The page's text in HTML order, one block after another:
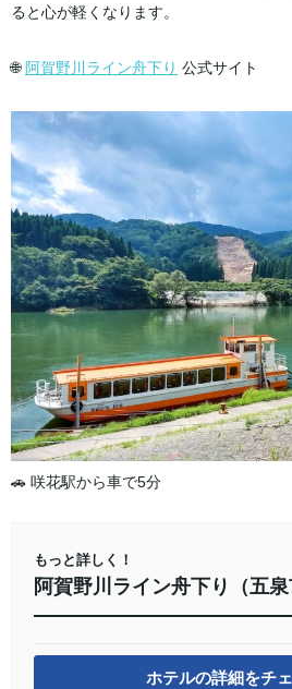
ると心が軽くなります。
🌐 阿賀野川ライン舟下り 公式サイト
🚗 咲花駅から車で5分
もっと詳しく！
阿賀野川ライン舟下り（五泉
ホテルの詳細をチ